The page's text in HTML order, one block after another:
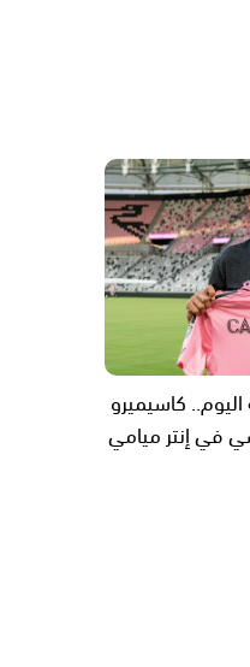
كاسيميرو
في إنتر ميامي